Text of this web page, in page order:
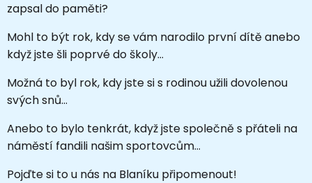
zapsal do paměti?
Mohl to být rok, kdy se vám narodilo první dítě anebo
když jste šli poprvé do školy…
Možná to byl rok, kdy jste si s rodinou užili dovolenou
svých snů…
Anebo to bylo tenkrát, když jste společně s přáteli na
náměstí fandili našim sportovcům…
Pojďte si to u nás na Blaníku připomenout!